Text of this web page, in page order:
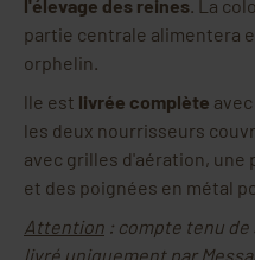
l'élevage des reines. La
partie centrale alimentera
orphelin.
lle est livrée complète
les deux nourrisseurs
avec grilles d'aération,
et des poignées en métal
Attention : compte tenu
livré uniquement par